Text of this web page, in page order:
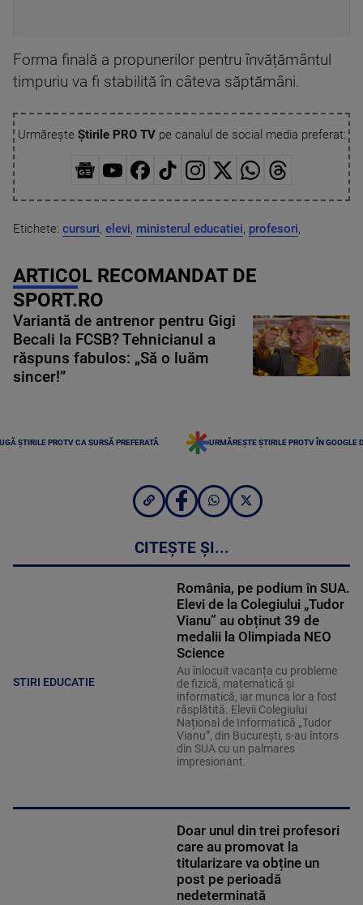
Forma finală a propunerilor pentru învățământul
timpuriu va fi stabilită în câteva săptămâni.
Urmărește Știrile PRO TVpe canalul de social media preferat:
Etichete: cursuri, elevi, ministerul educatiei, profesori,
ARTICOL RECOMANDAT DE
SPORT.RO
Variantă de antrenor pentru Gigi
Becali la FCSB? Tehnicianul a
răspuns fabulos: „Să o luăm
sincer!”
ȘTIRILE PROTV CA SURSĂ PREFERATĂ URMĂREȘTE ȘTIRILE PROTV ÎN GOOGLE
CITEȘTE ȘI...
STIRI EDUCATIE
România, pe podium în SUA.
Elevi de la Colegiului „Tudor
Vianu” au obținut 39 de
medalii la Olimpiada NEO
Science
Au înlocuit vacanța cu probleme
de fizică, matematică și
informatică, iar munca lor a fost
răsplătită. Elevii Colegiului
Național de Informatică „Tudor
Vianu”, din București, s-au întors
din SUA cu un palmares
impresionant.
Doar unul din trei profesori
care au promovat la
titularizare va obține un
post pe perioadă
nedeterminată